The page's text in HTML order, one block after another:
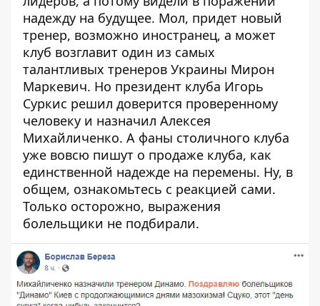
надежду на будущее. Мол, придет новый
тренер, возможно иностранец, а может
клуб возглавит один из самых
талантливых тренеров Украины Мирон
Маркевич. Но президент клуба Игорь
Суркис решил доверится проверенному
человеку и назначил Алексея
Михайличенко. А фаны столичного клуба
уже вовсю пишут о продаже клуба, как
единственной надежде на перемены. Ну, в
общем, ознакомьтесь с реакцией сами.
Только осторожно, выражения
болельщики не подбирали.